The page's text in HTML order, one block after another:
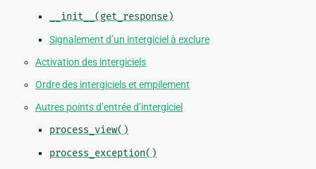
__init__(get_response)
Signalement d’un intergiciel à exclure
Activation des intergiciels
Ordre des intergiciels et empilement
Autres points d’entrée d’intergiciel
process_view()
process_exception()